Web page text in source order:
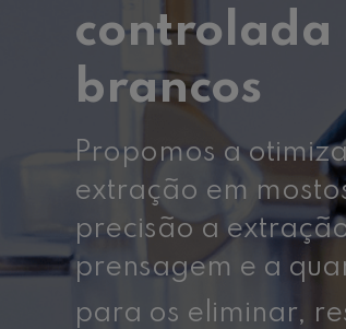
controlada
brancos
Propomos a
extração em
precisão a
prensagem e a
para os eliminar,